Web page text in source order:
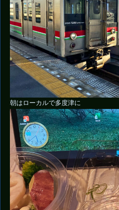
朝はローカルで多度津に